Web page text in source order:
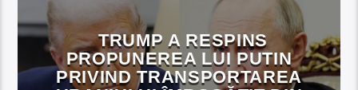
TRUMP A RESPINS
PROPUNEREA LUI PUTIN
PRIVIND TRANSPORTAREA